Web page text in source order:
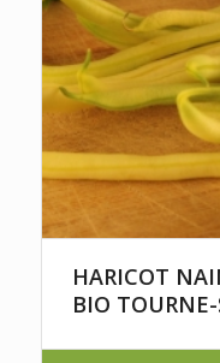
HARICOT
BIO